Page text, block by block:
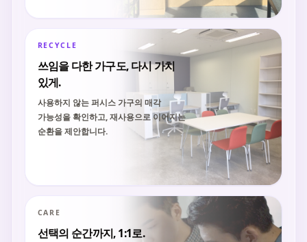
RECYCLE
쓰임을 다한 가구도, 다시 가치
있게.
사용하지 않는 퍼시스 가구의 매각
가능성을 확인하고, 재사용으로 이어지는
순환을 제안합니다.
CARE
선택의 순간까지, 1:1로.